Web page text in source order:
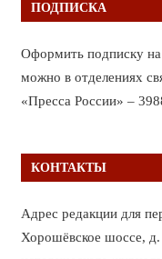
ПОДПИСКА
Оформить подписку
можно в отделениях
«Пресса России» –
КОНТАКТЫ
Адрес редакции для
Хорошёвское шоссе,